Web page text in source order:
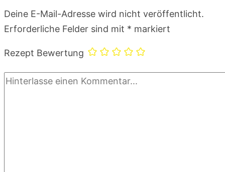
Deine E-Mail-Adresse wird nicht veröffentlicht.
Erforderliche Felder sind mit * markiert
Rezept Bewertung